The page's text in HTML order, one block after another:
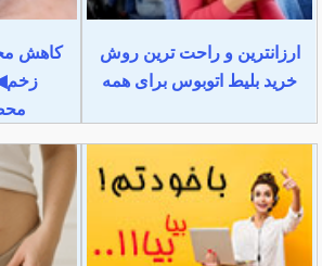
ارزانترین و راحت ترین روش
خرید بلیط اتوبوس برای همه
کاهش